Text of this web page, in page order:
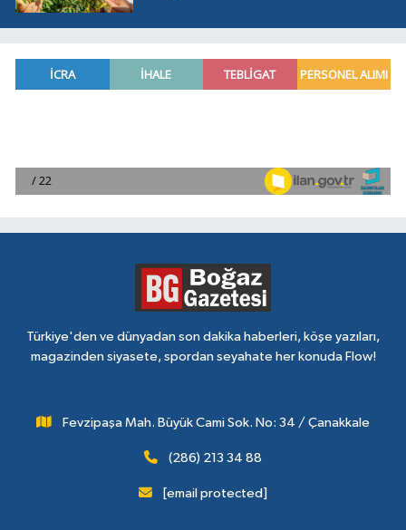
Türkiye'den ve dünyadan son dakika haberleri, köşe yazıları,
magazinden siyasete, spordan seyahate her konuda Flow!
Fevzipaşa Mah. Büyük Cami Sok. No: 34 / Çanakkale
(286) 213 34 88
[email protected]